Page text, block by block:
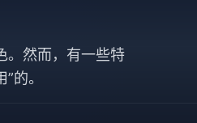
。然而，有一些特
的。